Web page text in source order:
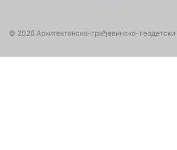
© 2026 Архитектонско-грађевинско-геодетски